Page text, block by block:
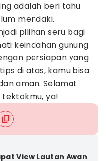
adalah beri tahu
mendaki.
pilihan seru bagi
keindahan gunung
persiapan yang
di atas, kamu bisa
aman. Selamat
ya!
View Lautan Awan